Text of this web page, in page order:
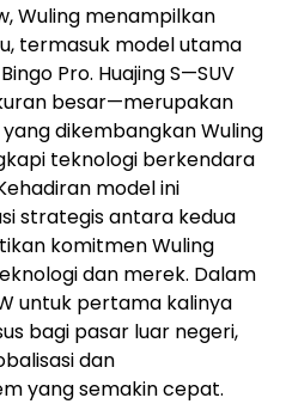
Wuling menampilkan
termasuk model utama
Pro. Huajing S—SUV
besar—merupakan
dikembangkan Wuling
teknologi berkendara
model ini
strategis antara kedua
komitmen Wuling
dan merek. Dalam
untuk pertama kalinya
bagi pasar luar negeri,
dan
yang semakin cepat.